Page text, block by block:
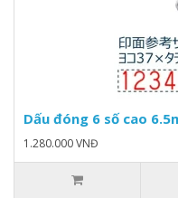
Dấu đóng 6 số cao
1.280.000 VNĐ